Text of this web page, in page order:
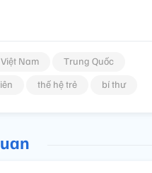
Việt Nam
Trung Quốc
thế hệ trẻ bí thư